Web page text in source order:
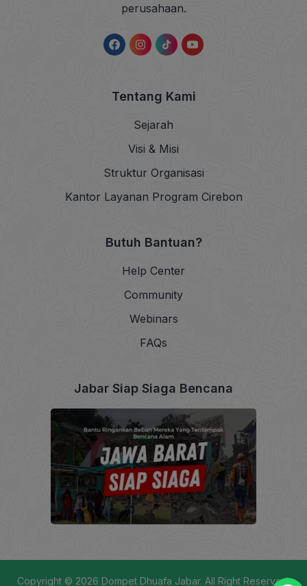
perusahaan.
Tentang Kami
Sejarah
Visi & Misi
Struktur Organisasi
Kantor Layanan Program Cirebon
Butuh Bantuan?
Help Center
Community
Webinars
FAQs
Jabar Siap Siaga Bencana
Copyright © 2026 Dompet Dhuafa Jabar. All Right Reserved.